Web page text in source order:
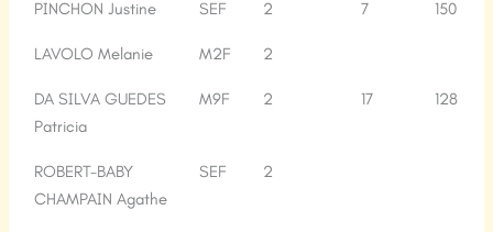
PINCHON Justine SEF 2 7 150
LAVOLO Melanie M2F 2
DA SILVA GUEDES
Patricia
M9F 2 17 128
ROBERT-BABY
CHAMPAIN Agathe
SEF 2